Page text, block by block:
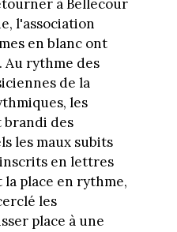
à Bellecour
l'association
en blanc ont
Au rythme des
de la
les
brandi des
les maux subits
en lettres
place en rythme,
les
place à une